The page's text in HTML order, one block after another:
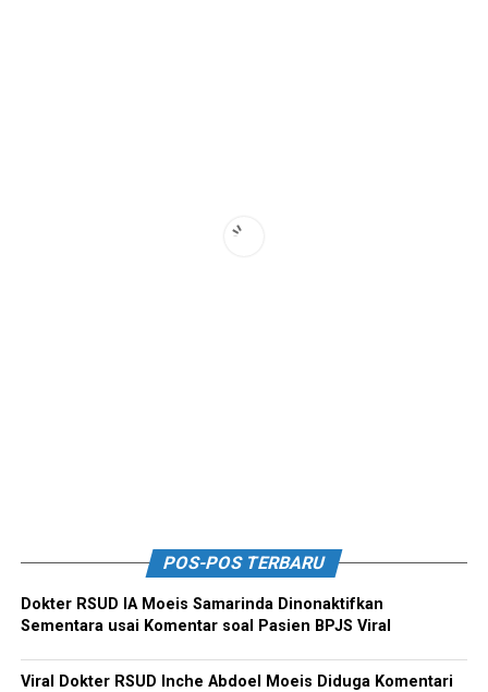
POS-POS TERBARU
Dokter RSUD IA Moeis Samarinda Dinonaktifkan
Sementara usai Komentar soal Pasien BPJS Viral
Viral Dokter RSUD Inche Abdoel Moeis Diduga Komentari